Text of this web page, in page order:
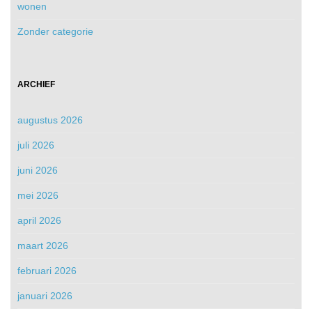
wonen
Zonder categorie
ARCHIEF
augustus 2026
juli 2026
juni 2026
mei 2026
april 2026
maart 2026
februari 2026
januari 2026